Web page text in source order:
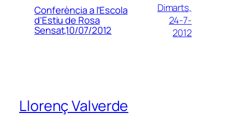
Conferència a l’Escola
d’Estiu de Rosa
Sensat,10/07/2012
Dimarts,
24-7-
2012
Llorenç Valverde